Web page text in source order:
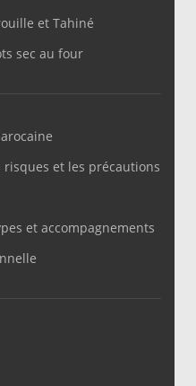
et Tahiné
sec au four
et les précautions
et accompagnements